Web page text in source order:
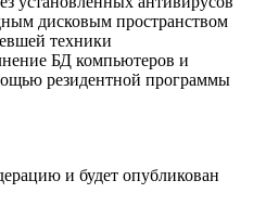
дисковым пространством
техники
БД компьютеров и
резидентной программы
и будет опубликован